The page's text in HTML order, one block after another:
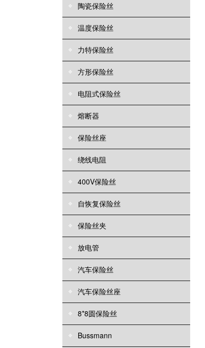
陶瓷保险丝
温度保险丝
力特保险丝
方形保险丝
电阻式保险丝
熔断器
保险丝座
绕线电阻
400V保险丝
自恢复保险丝
保险丝夹
放电管
汽车保险丝
汽车保险丝座
8*8圆保险丝
Bussmann